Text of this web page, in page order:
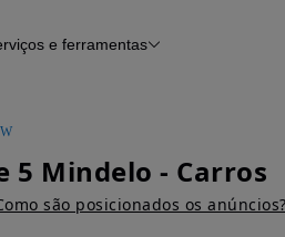
e ferramentas
5 Mindelo - Carros
são posicionados os anúncios?